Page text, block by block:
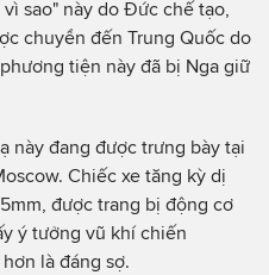
sao" này do Đức chế tạo,
chuyển đến Trung Quốc do
tiện này đã bị Nga giữ
này đang được trưng bày tại
Chiếc xe tăng kỳ dị
được trang bị động cơ
ý tưởng vũ khí chiến
là đáng sợ.